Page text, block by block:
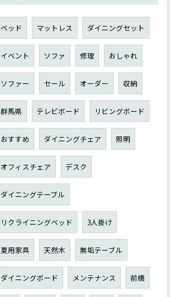
ベッド マットレス ダイニングセット
イベント ソファ 修理 おしゃれ
ソファー セール オーダー 収納
群馬県 テレビボード リビングボード
おすすめ ダイニングチェア 照明
オフィスチェア デスク
ダイニングテーブル
リクライニングベッド 3人掛け
夏用家具 天然木 無垢テーブル
ダイニングボード メンテナンス 前橋